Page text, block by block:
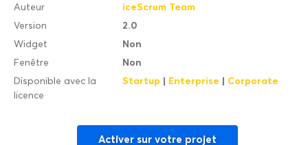
Auteur iceScrum Team
Version 2.0
Widget Non
Fenêtre Non
Disponible avec la
licence
Startup | Enterprise | Corporate
Activer sur votre projet